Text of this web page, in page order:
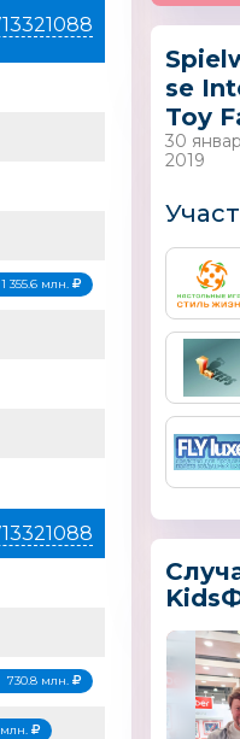
Shusha
1 355.6 млн.
730.8 млн.
se
Toy
30
2019